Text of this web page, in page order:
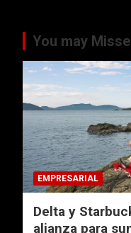
You may
EMPRESARIAL
Delta y
alianza para